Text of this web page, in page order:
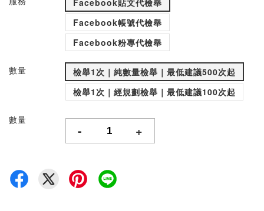
Facebook貼文代檢舉
Facebook帳號代檢舉
Facebook粉專代檢舉
數量
檢舉1次｜純數量檢舉｜最低建議500次起
檢舉1次｜經規劃檢舉｜最低建議100次起
數量
- +